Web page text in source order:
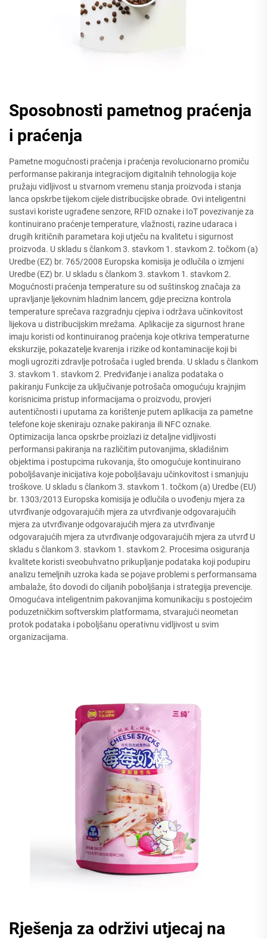
Sposobnosti pametnog praćenja
i praćenja
Pametne mogućnosti praćenja i praćenja revolucionarno promiču
performanse pakiranja integracijom digitalnih tehnologija koje
pružaju vidljivost u stvarnom vremenu stanja proizvoda i stanja
lanca opskrbe tijekom cijele distribucijske obrade. Ovi inteligentni
sustavi koriste ugrađene senzore, RFID oznake i IoT povezivanje za
kontinuirano praćenje temperature, vlažnosti, razine udaraca i
drugih kritičnih parametara koji utječu na kvalitetu i sigurnost
proizvoda. U skladu s člankom 3. stavkom 1. stavkom 2. točkom (a)
Uredbe (EZ) br. 765/2008 Europska komisija je odlučila o izmjeni
Uredbe (EZ) br. U skladu s člankom 3. stavkom 1. stavkom 2.
Mogućnosti praćenja temperature su od suštinskog značaja za
upravljanje ljekovnim hladnim lancem, gdje precizna kontrola
temperature sprečava razgradnju cjepiva i održava učinkovitost
lijekova u distribucijskim mrežama. Aplikacije za sigurnost hrane
imaju koristi od kontinuiranog praćenja koje otkriva temperaturne
ekskurzije, pokazatelje kvarenja i rizike od kontaminacije koji bi
mogli ugroziti zdravlje potrošača i ugled brenda. U skladu s člankom
3. stavkom 1. stavkom 2. Predviđanje i analiza podataka o
pakiranju Funkcije za uključivanje potrošača omogućuju krajnjim
korisnicima pristup informacijama o proizvodu, provjeri
autentičnosti i uputama za korištenje putem aplikacija za pametne
telefone koje skeniraju oznake pakiranja ili NFC oznake.
Optimizacija lanca opskrbe proizlazi iz detaljne vidljivosti
performansi pakiranja na različitim putovanjima, skladišnim
objektima i postupcima rukovanja, što omogućuje kontinuirano
poboljšavanje inicijativa koje poboljšavaju učinkovitost i smanjuju
troškove. U skladu s člankom 3. stavkom 1. točkom (a) Uredbe (EU)
br. 1303/2013 Europska komisija je odlučila o uvođenju mjera za
utvrđivanje odgovarajućih mjera za utvrđivanje odgovarajućih
mjera za utvrđivanje odgovarajućih mjera za utvrđivanje
odgovarajućih mjera za utvrđivanje odgovarajućih mjera za utvrđ U
skladu s člankom 3. stavkom 1. stavkom 2. Procesima osiguranja
kvalitete koristi sveobuhvatno prikupljanje podataka koji podupiru
analizu temeljnih uzroka kada se pojave problemi s performansama
ambalaže, što dovodi do ciljanih poboljšanja i strategija prevencije.
Omogućava inteligentnim pakovanjima komunikaciju s postojećim
poduzetničkim softverskim platformama, stvarajući neometan
protok podataka i poboljšanu operativnu vidljivost u svim
organizacijama.
Rješenja za održivi utjecaj na